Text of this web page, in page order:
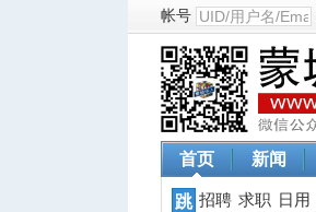
帐号
首页 新闻
跳 招聘 求职 日用